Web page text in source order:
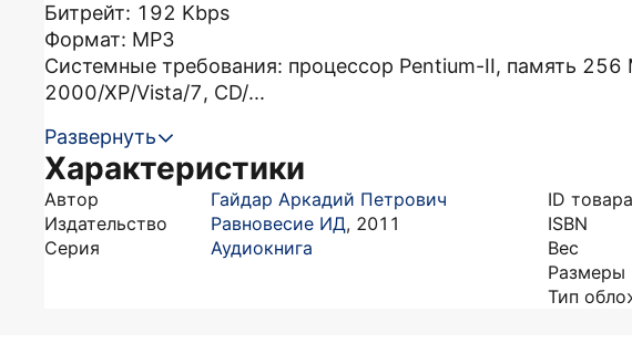
Битрейт: 192 Kbps
Формат: MP3
Системные требования: процессор Pentium-II, память
2000/XP/Vista/7, CD/...
Развернуть
Характеристики
Автор
Гайдар Аркадий Петрович
Издательство
Равновесие ИД, 2011
Серия
Аудиокнига
ID товара
ISBN
Вес
Размеры
Тип